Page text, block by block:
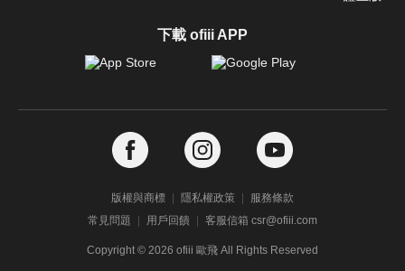
下載 ofiii APP
版權與商標 隱私權政策
服務條款
常見問題
用戶回饋 客服信箱 csr@ofiii.com
Copyright © 2026 ofiii 歐飛 All Rights Reserved